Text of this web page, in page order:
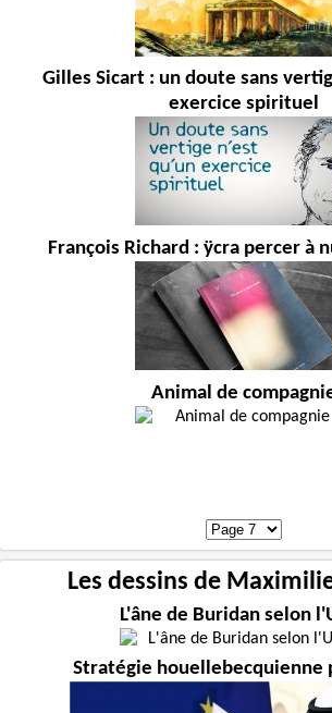
Gilles Sicart : un doute sans
exercice spirituel
François Richard : ÿcra percer à
Animal de
Les dessins de
L'âne de Buridan selon
Stratégie houellebecquienne